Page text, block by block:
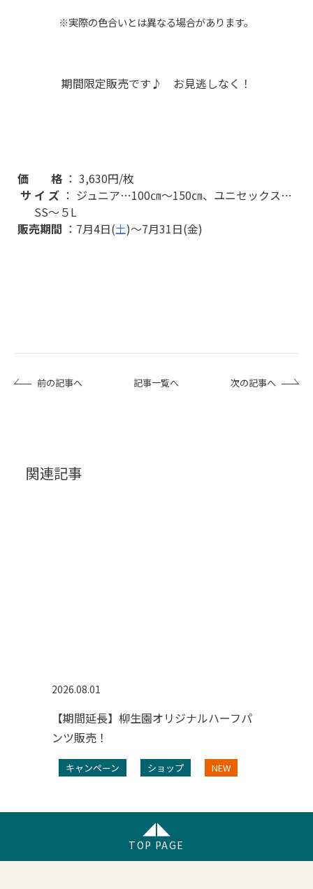
※実際の色合いとは異なる場合があります。
期間限定販売です♪ お見逃しなく！
価 格： 3,630円/枚
サ イ ズ： ジュニア…100㎝～150㎝、ユニセックス…
SS～５L
販売期間 ：7月4日(土)～7月31日(金)
前の記事へ 記事一覧へ 次の記事へ
関連記事
2026.08.01
【期間延長】柳生園オリジナルハーフパ
ンツ販売！
キャンペーン ショップ NEW
TOP PAGE